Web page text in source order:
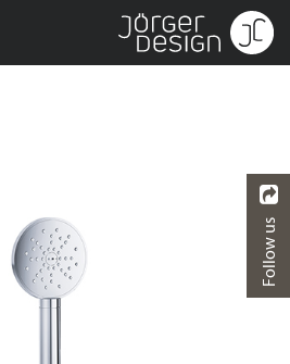
Follow us